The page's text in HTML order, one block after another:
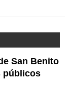
San Benito
públicos